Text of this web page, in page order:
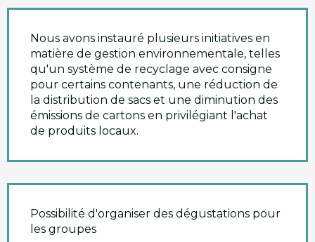
Nous avons instauré plusieurs initiatives en
matière de gestion environnementale, telles
qu'un système de recyclage avec consigne
pour certains contenants, une réduction de
la distribution de sacs et une diminution des
émissions de cartons en privilégiant l'achat
de produits locaux.
Possibilité d'organiser des dégustations pour
les groupes